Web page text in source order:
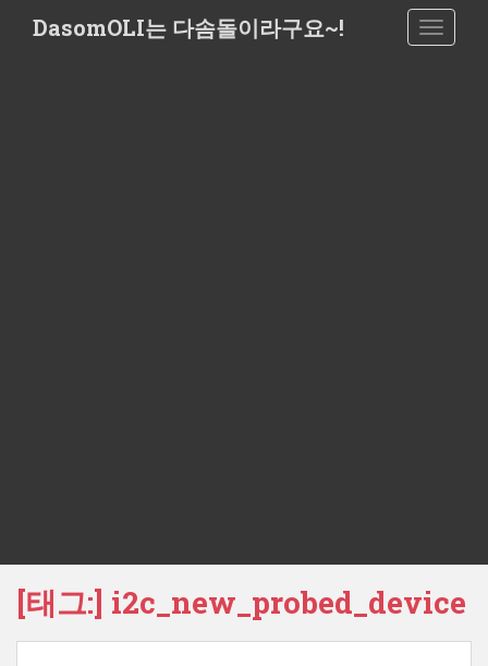
DasomOLI는 다솜돌이라구요~!
[태그:] i2c_new_probed_device